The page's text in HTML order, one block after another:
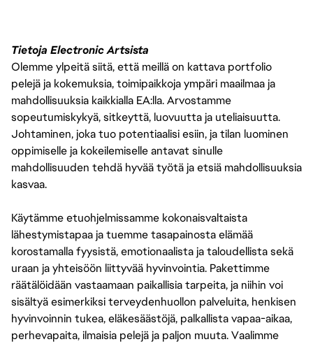
Tietoja Electronic Artsista
Olemme ylpeitä siitä, että meillä on kattava portfolio
pelejä ja kokemuksia, toimipaikkoja ympäri maailmaa ja
mahdollisuuksia kaikkialla EA:lla. Arvostamme
sopeutumiskykyä, sitkeyttä, luovuutta ja uteliaisuutta.
Johtaminen, joka tuo potentiaalisi esiin, ja tilan luominen
oppimiselle ja kokeilemiselle antavat sinulle
mahdollisuuden tehdä hyvää työtä ja etsiä mahdollisuuksia
kasvaa.
Käytämme etuohjelmissamme kokonaisvaltaista
lähestymistapaa ja tuemme tasapainosta elämää
korostamalla fyysistä, emotionaalista ja taloudellista sekä
uraan ja yhteisöön liittyvää hyvinvointia. Pakettimme
räätälöidään vastaamaan paikallisia tarpeita, ja niihin voi
sisältyä esimerkiksi terveydenhuollon palveluita, henkisen
hyvinvoinnin tukea, eläkesäästöjä, palkallista vapaa-aikaa,
perhevapaita, ilmaisia pelejä ja paljon muuta. Vaalimme